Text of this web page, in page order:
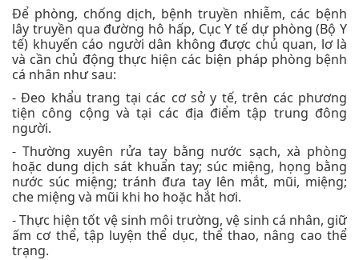
Để phòng, chống dịch, bệnh truyền nhiễm, các bệnh
lây truyền qua đường hô hấp, Cục Y tế dự phòng (Bộ Y
tế) khuyến cáo người dân không được chủ quan, lơ là
và cần chủ động thực hiện các biện pháp phòng bệnh
cá nhân như sau:
- Đeo khẩu trang tại các cơ sở y tế, trên các phương
tiện công cộng và tại các địa điểm tập trung đông
người.
- Thường xuyên rửa tay bằng nước sạch, xà phòng
hoặc dung dịch sát khuẩn tay; súc miệng, họng bằng
nước súc miệng; tránh đưa tay lên mắt, mũi, miệng;
che miệng và mũi khi ho hoặc hắt hơi.
- Thực hiện tốt vệ sinh môi trường, vệ sinh cá nhân, giữ
ấm cơ thể, tập luyện thể dục, thể thao, nâng cao thể
trạng.